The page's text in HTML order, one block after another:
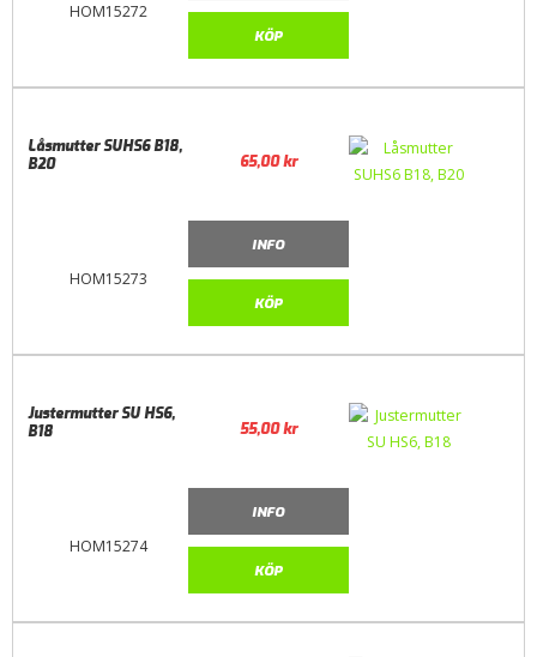
HOM15272
KÖP
HOM15273
Låsmutter SUHS6 B18,
B20
65,00kr
INFO
KÖP
HOM15274
Justermutter SU HS6,
B18
55,00kr
INFO
KÖP